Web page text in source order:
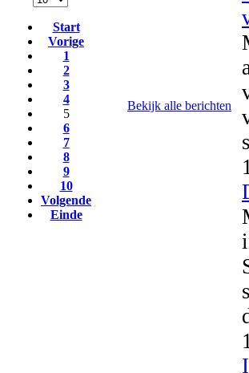
Start
Vorige
1
2
3
4
5
6
7
8
9
10
Volgende
Einde
Bekijk alle berichten